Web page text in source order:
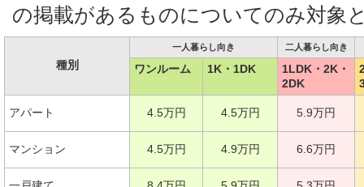
の掲載があるものについてのみ対象
種別
一人暮らし向き 二人暮らし向き
ワンルーム 1K・1DK
1LDK・2K・
2DK
アパート 4.5万円 4.5万円 5.9万円
マンション 4.5万円 4.9万円 6.6万円